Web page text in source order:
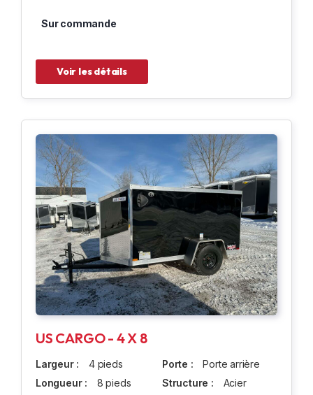
Sur commande
Voir les détails
US CARGO - 4 X 8
Largeur :
4 pieds
Longueur :
8 pieds
Porte :
Porte arrière
Structure :
Acier